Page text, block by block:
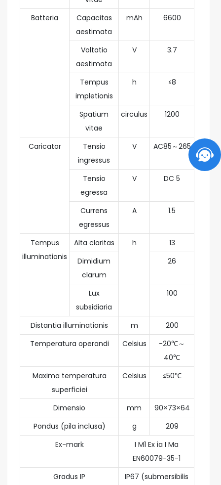
Batteria
Capacitas
aestimata
mAh 6600
Voltatio
aestimata
V 3.7
Tempus
impletionis
h ≤8
Spatium
vitae
circulus 1200
Caricator
Tensio
ingressus
V AC85～265
Tensio
egressa
V DC 5
Currens
egressus
A 1.5
Tempus
illuminationis
Alta claritas h
13
Dimidium
clarum
26
Lux
subsidiaria
100
Distantia illuminationis m
200
Temperatura operandi
Celsius
-20℃～
40℃
Maxima temperatura
superficiei
Celsius ≤50℃
Dimensio mm
90×73×64
Pondus (pila inclusa)
g
209
Ex-mark
I M1 Ex ia I Ma
EN60079-35-1
Gradus IP
IP67 (submersibilis